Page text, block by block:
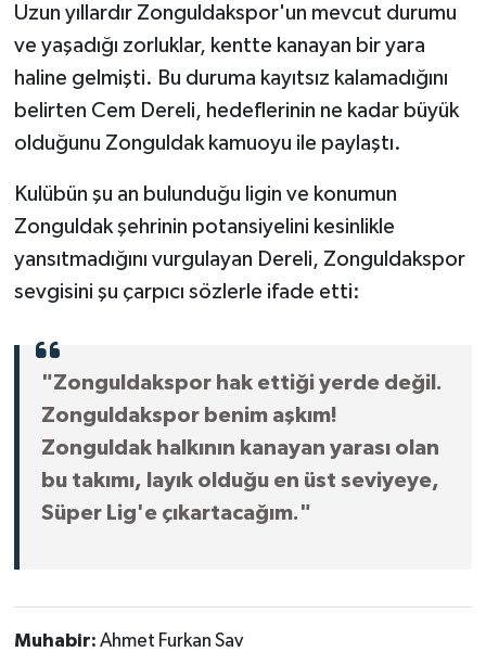
Uzun yıllardır Zonguldakspor'un mevcut durumu
ve yaşadığı zorluklar, kentte kanayan bir yara
haline gelmişti. Bu duruma kayıtsız kalamadığını
belirten Cem Dereli, hedeflerinin ne kadar büyük
olduğunu Zonguldak kamuoyu ile paylaştı.
Kulübün şu an bulunduğu ligin ve konumun
Zonguldak şehrinin potansiyelini kesinlikle
yansıtmadığını vurgulayan Dereli, Zonguldakspor
sevgisini şu çarpıcı sözlerle ifade etti:
"Zonguldakspor hak ettiği yerde değil.
Zonguldakspor benim aşkım!
Zonguldak halkının kanayan yarası olan
bu takımı, layık olduğu en üst seviyeye,
Süper Lig'e çıkartacağım."
Muhabir: Ahmet Furkan Sav